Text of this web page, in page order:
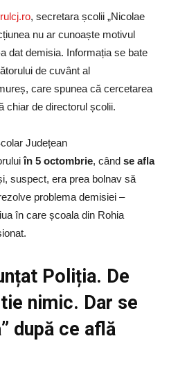
, secretara școlii „Nicolae
nu ar cunoaște motivul
dat demisia. Informația se bate
de cuvânt al
care spunea că cercetarea
chiar de directorul școlii.
Județean
în 5 octombrie, când se afla
suspect, era prea bolnav să
problema demisiei –
în care școala din Rohia
Poliția. De
nimic. Dar se
după ce află